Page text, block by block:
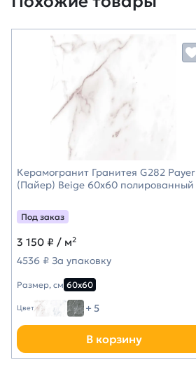
Керамогранит Гранитея G282 Payer
(Пайер) Beige 60х60 полированный
Под заказ
3 150 ₽ / м²
4536 ₽ За упаковку
Размер, см 60х60
Цвет + 5
В корзину